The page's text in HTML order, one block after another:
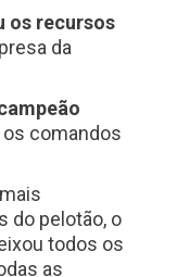
os recursos
da
os comandos
do pelotão, o
todos os
as